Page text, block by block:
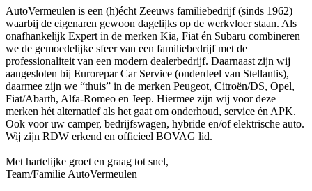
AutoVermeulen is een (h)écht Zeeuws familiebedrijf (sinds 1962)
waarbij de eigenaren gewoon dagelijks op de werkvloer staan. Als
onafhankelijk Expert in de merken Kia, Fiat én Subaru combineren
we de gemoedelijke sfeer van een familiebedrijf met de
professionaliteit van een modern dealerbedrijf. Daarnaast zijn wij
aangesloten bij Eurorepar Car Service (onderdeel van Stellantis),
daarmee zijn we “thuis” in de merken Peugeot, Citroën/DS, Opel,
Fiat/Abarth, Alfa-Romeo en Jeep. Hiermee zijn wij voor deze
merken hét alternatief als het gaat om onderhoud, service én APK.
Ook voor uw camper, bedrijfswagen, hybride en/of elektrische auto.
Wij zijn RDW erkend en officieel BOVAG lid.
Met hartelijke groet en graag tot snel,
Team/Familie AutoVermeulen